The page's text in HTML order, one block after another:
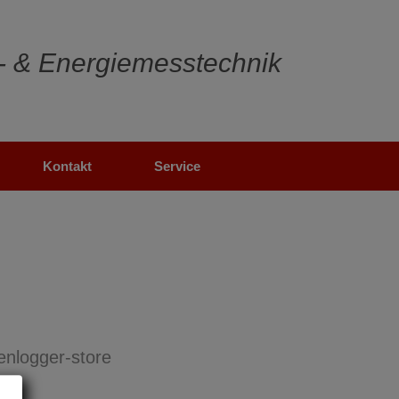
& Energiemesstechnik
Kontakt Service
store